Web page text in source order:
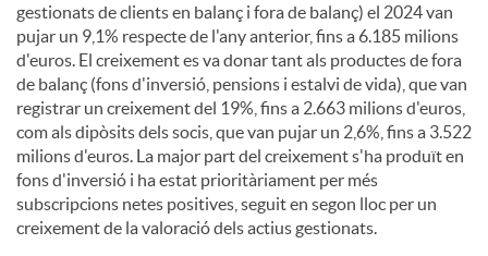
gestionats de clients en balanç i fora de balanç) el 2024 van
pujar un 9,1% respecte de l'any anterior, fins a 6.185 milions
d'euros. El creixement es va donar tant als productes de fora
de balanç (fons d'inversió, pensions i estalvi de vida), que van
registrar un creixement del 19%, fins a 2.663 milions d'euros,
com als dipòsits dels socis, que van pujar un 2,6%, fins a 3.522
milions d'euros. La major part del creixement s'ha produït en
fons d'inversió i ha estat prioritàriament per més
subscripcions netes positives, seguit en segon lloc per un
creixement de la valoració dels actius gestionats.